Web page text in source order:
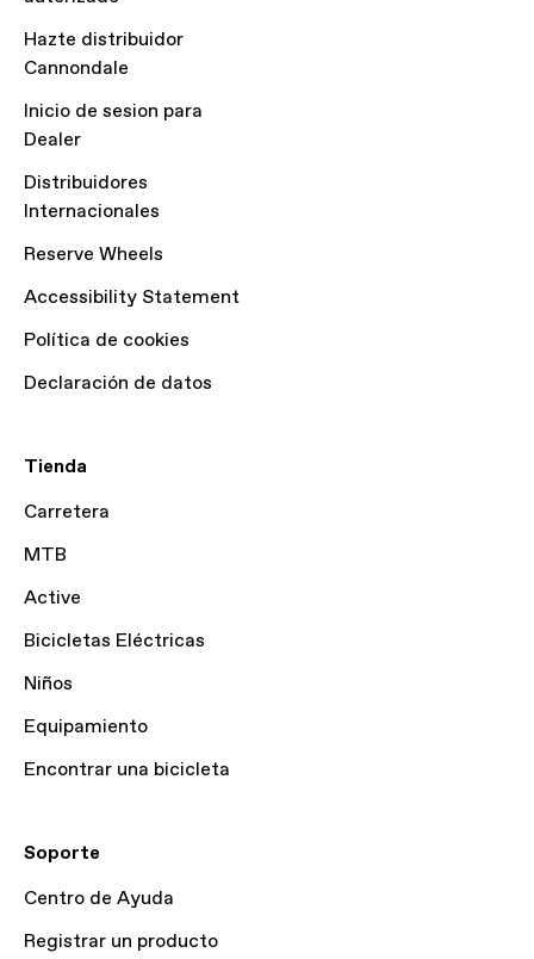
Hazte distribuidor
Cannondale
Inicio de sesion para
Dealer
Distribuidores
Internacionales
Reserve Wheels
Accessibility Statement
Política de cookies
Declaración de datos
Tienda
Carretera
MTB
Active
Bicicletas Eléctricas
Niños
Equipamiento
Encontrar una bicicleta
Soporte
Centro de Ayuda
Registrar un producto